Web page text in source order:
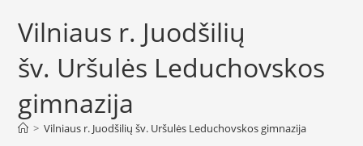
Vilniaus r. Juodšilių
šv. Uršulės Leduchovskos
gimnazija
> Vilniaus r. Juodšilių šv. Uršulės Leduchovskos gimnazija